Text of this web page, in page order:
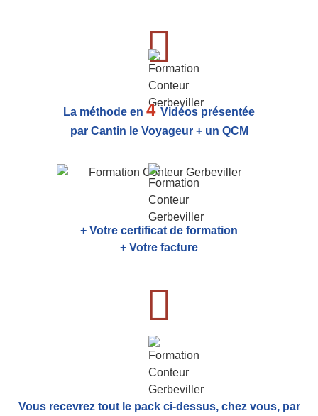
La méthode en 4Vidéos présentée
par Cantin le Voyageur + un QCM
+ Votre certificat de formation
+ Votre facture
Vous recevrez tout le pack ci-dessus, chez vous, par